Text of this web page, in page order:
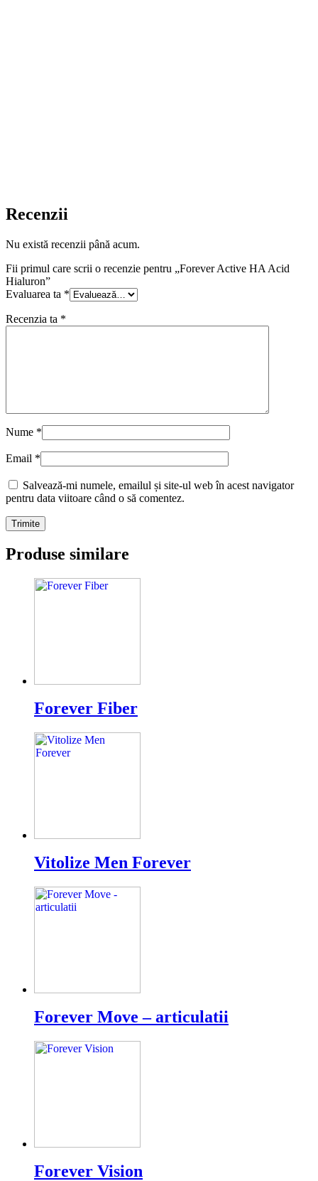
Recenzii
Nu există recenzii până acum.
Fii primul care scrii o recenzie pentru „Forever Active HA Acid
Hialuron”
Evaluarea ta *
Recenzia ta *
Nume *
Email *
Salvează-mi numele, emailul și site-ul web în acest navigator
pentru data viitoare când o să comentez.
Produse similare
Forever Fiber
Vitolize Men Forever
Forever Move – articulatii
Forever Vision